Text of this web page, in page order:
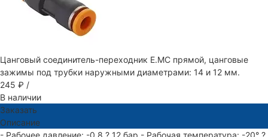
Цанговый соединитель-переходник E.MC прямой, цанговые
зажимы под трубки наружными диаметрами: 14 и 12 мм.
245 ₽ /
В наличии
Заказать
Описание
- Рабочее давление: -0,8 ? 12 бар - Рабочая температура: -20° ?